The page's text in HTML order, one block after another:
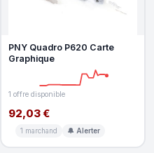
PNY Quadro P620 Carte
Graphique
1 offre disponible
92,03 €
1 marchand 🔔 Alerter